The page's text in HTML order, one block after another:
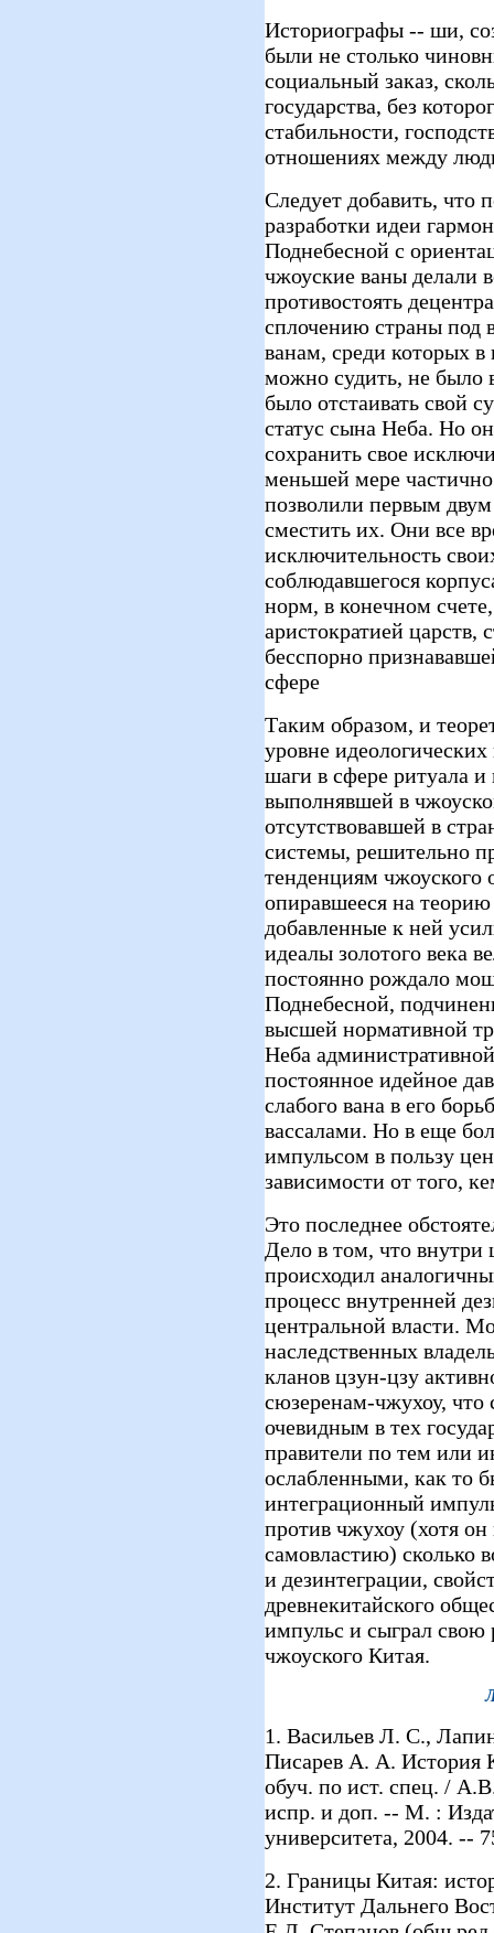
Историографы -- ши,
были не столько
социальный заказ,
государства, без
стабильности,
отношениях между
Следует добавить, что
разработки идеи
Поднебесной с
чжоуские ваны делали
противостоять
сплочению страны под
ванам, среди которых
можно судить, не было
было отстаивать свой
статус сына Неба. Но
сохранить свое
меньшей мере
позволили первым
сместить их. Они все
исключительность
соблюдавшегося
норм, в конечном
аристократией царств,
бесспорно
сфере
Таким образом, и
уровне
шаги в сфере ритуала
выполнявшей в
отсутствовавшей в
системы, решительно
тенденциям чжоуского
опиравшееся на
добавленные к ней
идеалы золотого века
постоянно рождало
Поднебесной,
высшей нормативной
Неба
постоянное идейное
слабого вана в его
вассалами. Но в еще
импульсом в пользу
зависимости от того,
Это последнее
Дело в том, что
происходил
процесс внутренней
центральной власти.
наследственных
кланов цзун-цзу
сюзеренам-чжухоу, что
очевидным в тех
правители по тем или
ослабленными, как то
интеграционный
против чжухоу (хотя
самовластию) сколько
и дезинтеграции,
древнекитайского
импульс и сыграл
чжоуского Китая.
1. Васильев Л. С.,
Писарев А. А. История
обуч. по ист. спец. /
испр. и доп. -- М. :
университета, 2004. --
2. Границы Китая:
Институт Дальнего